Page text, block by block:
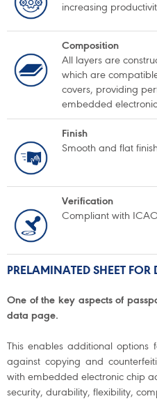
increasing
Composition
All layers are
which are
covers, providing
embedded
Finish
Smooth and flat
Verification
Compliant with
PRELAMINATED SHEET FOR
One of the key aspects of
data page.
This enables additional options
against copying and
with embedded electronic chip
security, durability, flexibility,